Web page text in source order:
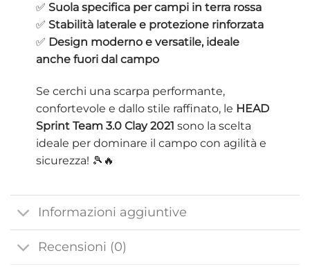
✅ Suola specifica per campi in terra rossa
✅ Stabilità laterale e protezione rinforzata
✅ Design moderno e versatile, ideale
anche fuori dal campo
Se cerchi una scarpa performante,
confortevole e dallo stile raffinato, le HEAD
Sprint Team 3.0 Clay 2021 sono la scelta
ideale per dominare il campo con agilità e
sicurezza! 🎾🔥
Informazioni aggiuntive
Recensioni (0)